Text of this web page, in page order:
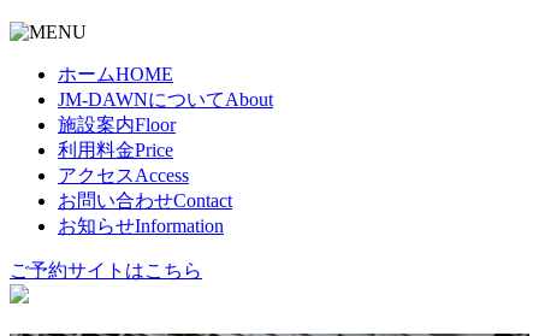
ホームHOME
JM-DAWNについてAbout
施設案内Floor
利用料金Price
アクセスAccess
お問い合わせContact
お知らせInformation
ご予約サイトはこちら